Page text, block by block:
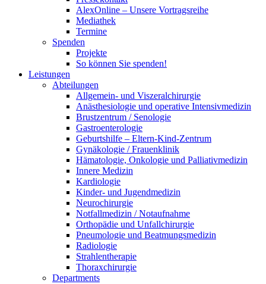
AlexOnline – Unsere Vortragsreihe
Mediathek
Termine
Spenden
Projekte
So können Sie spenden!
Leistungen
Abteilungen
Allgemein- und Viszeralchirurgie
Anästhesiologie und operative Intensivmedizin
Brustzentrum / Senologie
Gastroenterologie
Geburtshilfe – Eltern-Kind-Zentrum
Gynäkologie / Frauenklinik
Hämatologie, Onkologie und Palliativmedizin
Innere Medizin
Kardiologie
Kinder- und Jugendmedizin
Neurochirurgie
Notfallmedizin / Notaufnahme
Orthopädie und Unfallchirurgie
Pneumologie und Beatmungsmedizin
Radiologie
Strahlentherapie
Thoraxchirurgie
Departments